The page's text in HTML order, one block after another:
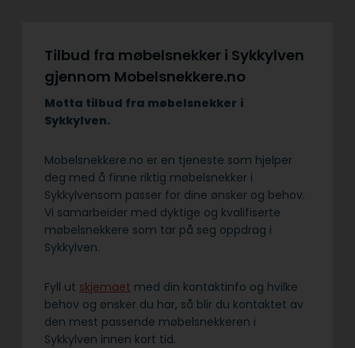
Tilbud fra møbelsnekker i Sykkylven
gjennom Mobelsnekkere.no
Motta tilbud fra møbelsnekker i
Sykkylven.
Mobelsnekkere.no er en tjeneste som hjelper
deg med å finne riktig møbelsnekker i
Sykkylvensom passer for dine ønsker og behov.
Vi samarbeider med dyktige og kvalifiserte
møbelsnekkere som tar på seg oppdrag i
Sykkylven.
Fyll ut skjemaet med din kontaktinfo og hvilke
behov og ønsker du har, så blir du kontaktet av
den mest passende møbelsnekkeren i
Sykkylven innen kort tid.